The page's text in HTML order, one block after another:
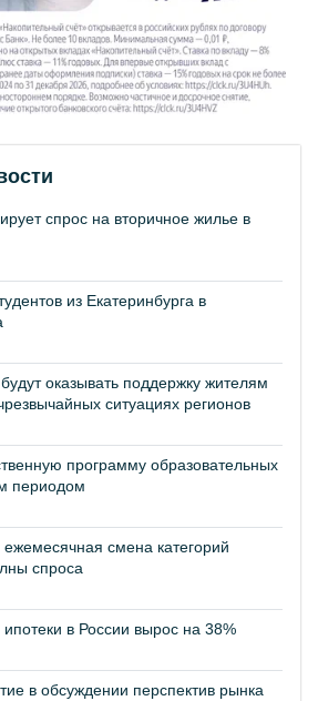
спрос на вторичное жилье в
из Екатеринбурга в
оказывать поддержку жителям
ситуациях регионов
программу образовательных
периодом
смена категорий
спроса
в России вырос на 38%
в обсуждении перспектив рынка